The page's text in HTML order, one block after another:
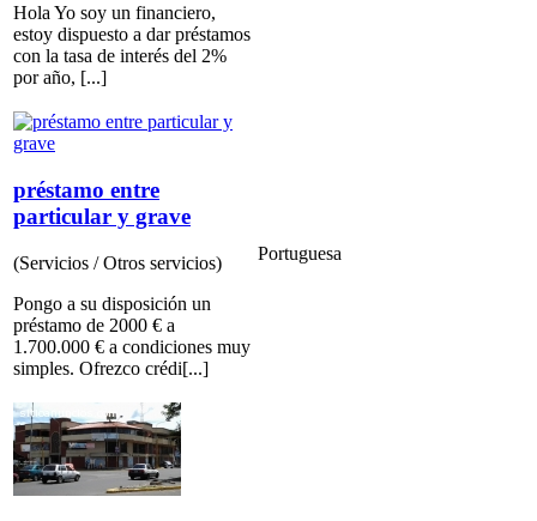
Hola Yo soy un financiero,
estoy dispuesto a dar préstamos
con la tasa de interés del 2%
por año, [...]
préstamo entre
particular y grave
(Servicios / Otros servicios)
Pongo a su disposición un
préstamo de 2000 € a
1.700.000 € a condiciones muy
simples. Ofrezco crédi[...]
Portuguesa